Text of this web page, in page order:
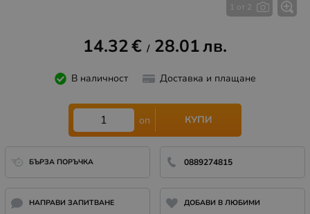
1 от 2
14.32€ / 28.01лв.
В наличност Доставка и плащане
оп КУПИ
БЪРЗА ПОРЪЧКА 0889274815
НАПРАВИ ЗАПИТВАНЕ ДОБАВИ В ЛЮБИМИ